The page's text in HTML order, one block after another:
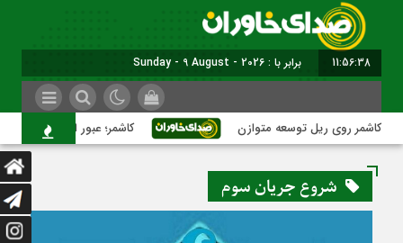
11:56:39 برابر با : Sunday - 9 August - 2026
کاشمر روی ریل توسعه متوازن کاشمر؛ عبور از بحران‌های
شروع جریان سوم